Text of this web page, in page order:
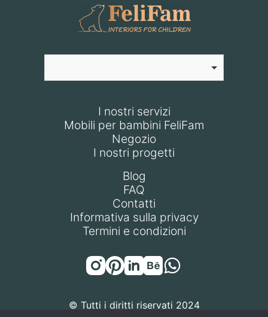
I nostri servizi
Mobili per bambini FeliFam
Negozio
I nostri progetti
Blog
FAQ
Contatti
Informativa sulla privacy
Termini e condizioni
© Tutti i diritti riservati 2024